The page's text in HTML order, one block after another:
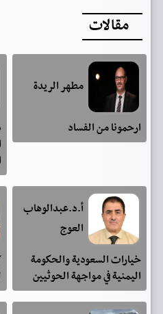
مقالات
مطهر الريدة
ارحمونا من الفساد
أ.د.عبدالوهاب
العوج
خيارات السعودية والحكومة
اليمنية في مواجهة الحوثيين